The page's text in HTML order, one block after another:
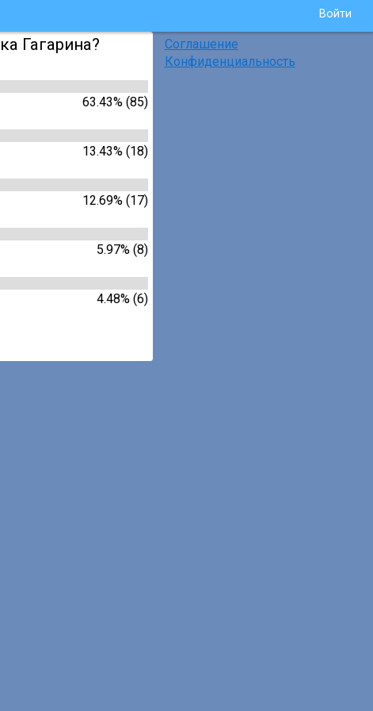
Войти
Гагарина?
63.43% (85)
13.43% (18)
12.69% (17)
5.97% (8)
4.48% (6)
Соглашение
Конфиденциальность